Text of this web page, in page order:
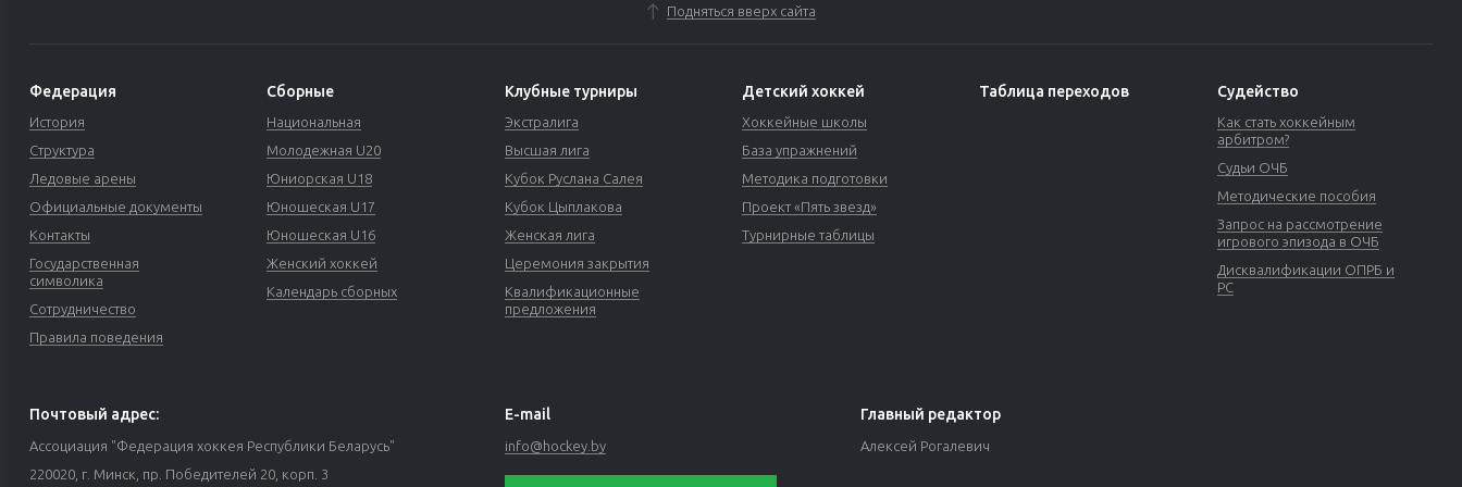
Подняться вверх сайта
Федерация
История
Структура
Ледовые арены
Официальные документы
Контакты
Государственная
символика
Сотрудничество
Правила поведения
Сборные
Национальная
Молодежная U20
Юниорская U18
Юношеская U17
Юношеская U16
Женский хоккей
Календарь сборных
Клубные турниры
Экстралига
Высшая лига
Кубок Руслана Салея
Кубок Цыплакова
Женская лига
Церемония закрытия
Квалификационные
предложения
Детский хоккей
Хоккейные школы
База упражнений
Методика подготовки
Проект «Пять звезд»
Турнирные таблицы
Таблица переходов Судейство
Как стать хоккейным
арбитром?
Судьи ОЧБ
Методические пособия
Запрос на рассмотрение
игрового эпизода в ОЧБ
Дисквалификации ОПРБ и
РС
Почтовый адрес:
Ассоциация "Федерация хоккея Республики Беларусь"
220020, г. Минск, пр. Победителей 20, корп. 3
E-mail
info@hockey.by
Главный редактор
Алексей Рогалевич